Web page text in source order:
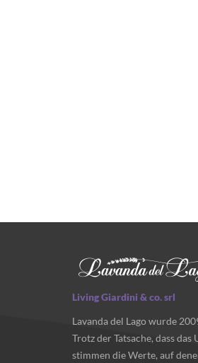
Living Giardini & co. srl
Lavanda del Lago wurde
Trotz der Tatsache, dass
stimmen die Werte, auf